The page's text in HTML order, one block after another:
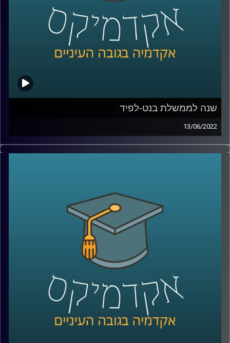
קרדיט תמונות:AudioVersity
שנה לממשלת בנט-לפיד
13/06/2022
ממש היום לפני שנה הושבעה ממשלת ישראל ה-36 בראשות
נפתלי בנט עם יאיר לפיד כראש ממשלה חליפי. הממשלה
מרצה בכיר בבית הספר לאודר לממשל לדבר על משילות,
הפלונטר הפוליטי בוא אנחנו נמצאים ועל שיטת הממשל
לשיחה על הסיבות שבגללן אין להאמין לפוליטיקאים –
קרדיט תמונות:AudioVersity